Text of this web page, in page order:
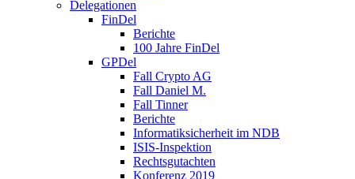
Delegationen
FinDel
Berichte
100 Jahre FinDel
GPDel
Fall Crypto AG
Fall Daniel M.
Fall Tinner
Berichte
Informatiksicherheit ­im NDB
ISIS-Inspektion
Rechtsgutachten
Konferenz 2019